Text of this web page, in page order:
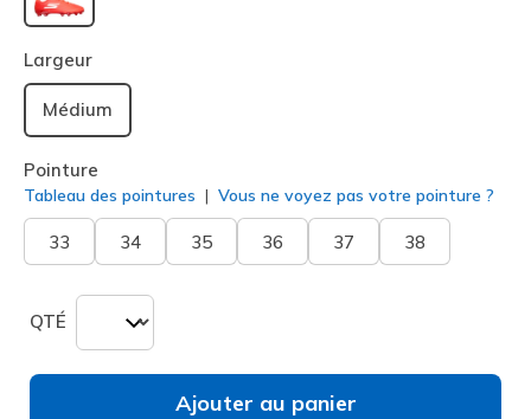
sélectionné
Largeur
Médium
Pointure
Tableau des pointures Vous ne voyez pas votre pointure ?
33 34 35 36 37 38
QTÉ
Ajouter au panier